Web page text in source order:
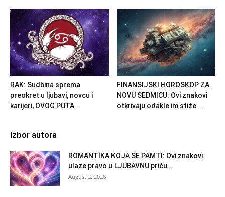
RAK: Sudbina sprema
preokret u ljubavi, novcu i
karijeri, OVOG PUTA...
FINANSIJSKI HOROSKOP ZA
NOVU SEDMICU: Ovi znakovi
otkrivaju odakle im stiže...
Izbor autora
ROMANTIKA KOJA SE PAMTI: Ovi znakovi
ulaze pravo u LJUBAVNU priču...
August 2, 2026